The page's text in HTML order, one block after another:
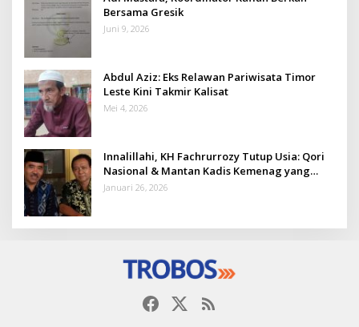
Bersama Gresik
Juni 9, 2026
Abdul Aziz: Eks Relawan Pariwisata Timor
Leste Kini Takmir Kalisat
Mei 4, 2026
Innalillahi, KH Fachrurrozy Tutup Usia: Qori
Nasional & Mantan Kadis Kemenag yang
Penuh Teladan
Januari 26, 2026